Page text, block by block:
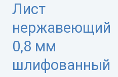
Лист
нержавеющий
0,8 мм
шлифованный